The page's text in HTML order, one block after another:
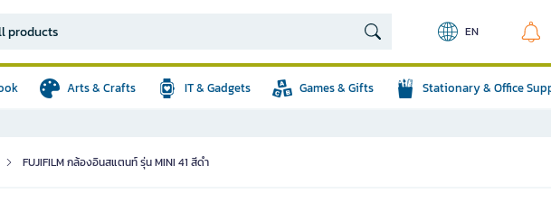
EN
Arts & Crafts IT & Gadgets Games & Gifts Stationary & Office
FUJIFILM กล้องอินสแตนท์ รุ่น MINI 41 สีดำ